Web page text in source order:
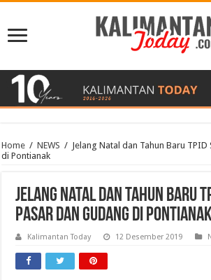
Home / NEWS / Jelang Natal dan Tahun Baru
di Pontianak
Jelang Natal dan Tahun Baru
Pasar dan Gudang di
Kalimantan Today 12 Desember 2019